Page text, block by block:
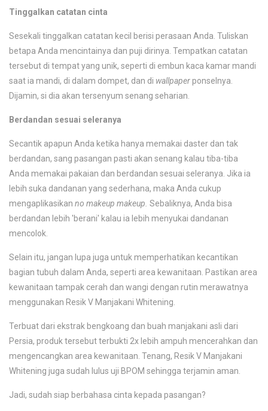
Tinggalkan catatan cinta
Sesekali tinggalkan catatan kecil berisi perasaan Anda. Tuliskan
betapa Anda mencintainya dan puji dirinya. Tempatkan catatan
tersebut di tempat yang unik, seperti di embun kaca kamar mandi
saat ia mandi, di dalam dompet, dan di wallpaperponselnya.
Dijamin, si dia akan tersenyum senang seharian.
Berdandan sesuai seleranya
Secantik apapun Anda ketika hanya memakai daster dan tak
berdandan, sang pasangan pasti akan senang kalau tiba-tiba
Anda memakai pakaian dan berdandan sesuai seleranya. Jika ia
lebih suka dandanan yang sederhana, maka Anda cukup
mengaplikasikan no makeup makeup. Sebaliknya, Anda bisa
berdandan lebih 'berani' kalau ia lebih menyukai dandanan
mencolok.
Selain itu, jangan lupa juga untuk memperhatikan kecantikan
bagian tubuh dalam Anda, seperti area kewanitaan. Pastikan area
kewanitaan tampak cerah dan wangi dengan rutin merawatnya
menggunakan Resik V Manjakani Whitening.
Terbuat dari ekstrak bengkoang dan buah manjakani asli dari
Persia, produk tersebut terbukti 2x lebih ampuh mencerahkan dan
mengencangkan area kewanitaan. Tenang, Resik V Manjakani
Whitening juga sudah lulus uji BPOM sehingga terjamin aman.
Jadi, sudah siap berbahasa cinta kepada pasangan?